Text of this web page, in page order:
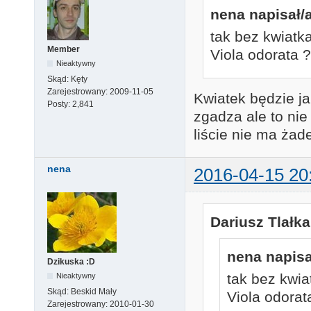
Member
Nieaktywny
Skąd: Kęty
Zarejestrowany: 2009-11-05
Posty: 2,841
nena napisał/
tak bez
Viola odorata ?
Kwiatek będzie
zgadza ale to
liście nie ma
nena 2016-04-15
Dzikuska :D
Nieaktywny
Skąd: Beskid Mały
Zarejestrowany: 2010-01-30
Dariusz
nena
tak bez
Viola